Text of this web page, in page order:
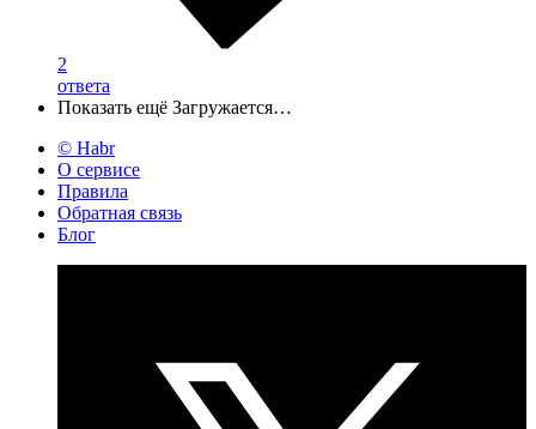
2
ответа
Показать ещё Загружается…
© Habr
О сервисе
Правила
Обратная связь
Блог